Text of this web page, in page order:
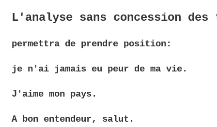
L'analyse sans concession
permettra de prendre position:
je n'ai jamais eu peur de ma vie.
J'aime mon pays.
A bon entendeur, salut.